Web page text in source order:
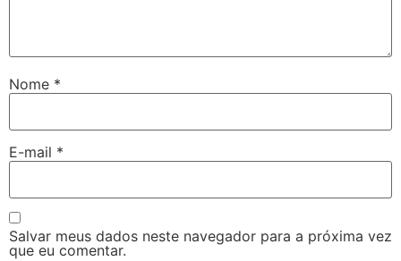
Nome *
E-mail *
Salvar meus dados neste navegador para a próxima vez
que eu comentar.